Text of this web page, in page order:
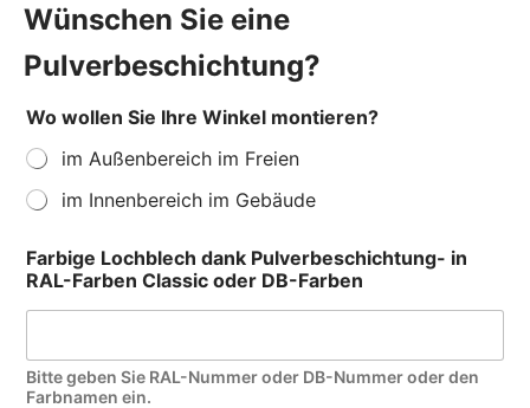
Wünschen Sie eine
Pulverbeschichtung?
Wo wollen Sie Ihre Winkel montieren?
im Außenbereich im Freien
im Innenbereich im Gebäude
Farbige Lochblech dank Pulverbeschichtung- in
RAL-Farben Classic oder DB-Farben
Bitte geben Sie RAL-Nummer oder DB-Nummer oder den
Farbnamen ein.